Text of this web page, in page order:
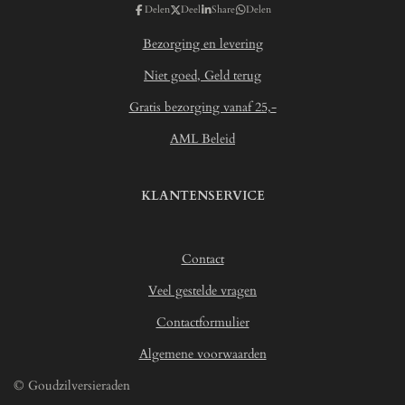
Delen Deel Share Delen
Bezorging en levering
Niet goed, Geld terug
Gratis bezorging vanaf 25,-
AML Beleid
KLANTENSERVICE
Contact
Veel gestelde vragen
Contactformulier
Algemene voorwaarden
© Goudzilversieraden